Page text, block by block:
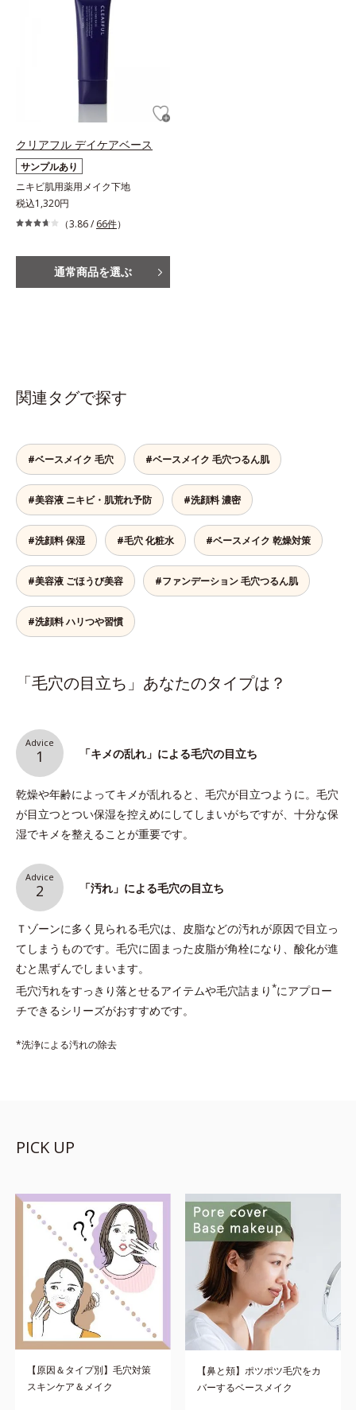
クリアフル デイケアベース
サンプルあり
ニキビ肌用薬用メイク下地
税込1,320円
（3.86 / 66件）
通常商品を選ぶ
関連タグで探す
#ベースメイク 毛穴 #ベースメイク 毛穴つるん肌
#美容液 ニキビ・肌荒れ予防 #洗顔料 濃密
#洗顔料 保湿 #毛穴 化粧水 #ベースメイク 乾燥対策
#美容液 ごほうび美容 #ファンデーション 毛穴つるん肌
#洗顔料 ハリつや習慣
「毛穴の目立ち」あなたのタイプは？
Advice
1 「キメの乱れ」による毛穴の目立ち
乾燥や年齢によってキメが乱れると、毛穴が目立つように。毛穴
が目立つとつい保湿を控えめにしてしまいがちですが、十分な保
湿でキメを整えることが重要です。
Advice
2 「汚れ」による毛穴の目立ち
Ｔゾーンに多く見られる毛穴は、皮脂などの汚れが原因で目立っ
てしまうものです。毛穴に固まった皮脂が角栓になり、酸化が進
むと黒ずんでしまいます。
毛穴汚れをすっきり落とせるアイテムや毛穴詰まり *にアプロー
チできるシリーズがおすすめです。
*洗浄による汚れの除去
PICK UP
【原因＆タイプ別】毛穴対策
スキンケア＆メイク
【鼻と頬】ポツポツ毛穴をカ
バーするベースメイク